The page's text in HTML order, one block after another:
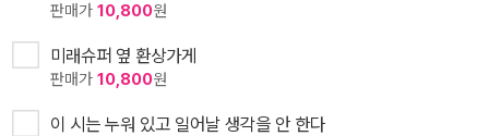
판매가 10,800원
미래슈퍼 옆 환상가게
판매가 10,800원
이 시는 누워 있고 일어날 생각을 안 한다